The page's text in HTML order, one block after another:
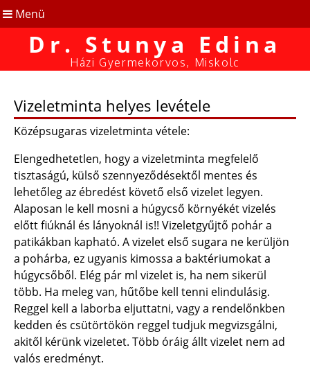
Menü
Dr. Stunya Edina
Házi Gyermekorvos, Miskolc
Vizeletminta helyes levétele
Középsugaras vizeletminta vétele:
Elengedhetetlen, hogy a vizeletminta megfelelő
tisztaságú, külső szennyeződésektől mentes és
lehetőleg az ébredést követő első vizelet legyen.
Alaposan le kell mosni a húgycső környékét vizelés
előtt fiúknál és lányoknál is!! Vizeletgyűjtő pohár a
patikákban kapható. A vizelet első sugara ne kerüljön
a pohárba, ez ugyanis kimossa a baktériumokat a
húgycsőből. Elég pár ml vizelet is, ha nem sikerül
több. Ha meleg van, hűtőbe kell tenni elindulásig.
Reggel kell a laborba eljuttatni, vagy a rendelőnkben
kedden és csütörtökön reggel tudjuk megvizsgálni,
akitől kérünk vizeletet. Több óráig állt vizelet nem ad
valós eredményt.